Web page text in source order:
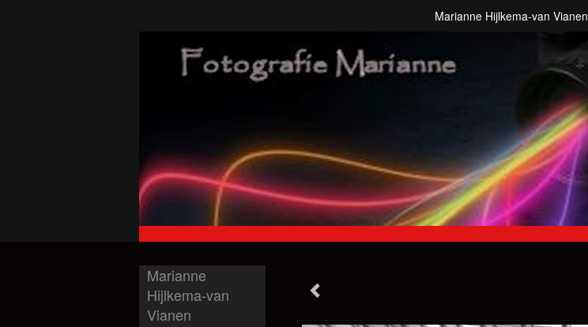
Marianne Hijlkema-van Vianen
Marianne
Hijlkema-van
Vianen